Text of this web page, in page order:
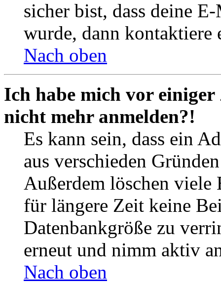
sicher bist, dass deine
wurde, dann kontaktiere
Nach oben
Ich habe mich vor
nicht mehr anmelden?!
Es kann sein, dass ein
aus verschieden
Außerdem löschen viele
für längere Zeit keine
Datenbankgröße zu
erneut und nimm aktiv
Nach oben